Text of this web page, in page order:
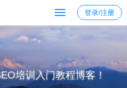
登录/注册
培训入门教程博客！